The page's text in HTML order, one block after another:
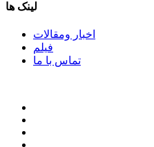
لینک ها
اخبار ومقالات
فیلم
تماس با ما